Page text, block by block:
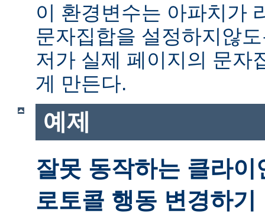
이 환경변수는 아파치가
문자집합을 설정하지않
저가 실제 페이지의 문자
게 만든다.
예제
잘못 동작하는 클라
로토콜 행동 변경하기